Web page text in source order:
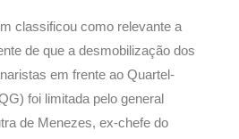
classificou como relevante a
de que a desmobilização dos
em frente ao Quartel-
foi limitada pelo general
de Menezes, ex-chefe do